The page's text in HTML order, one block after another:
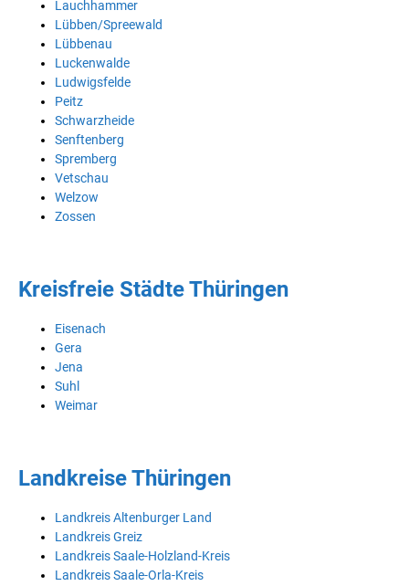
Lauchhammer
Lübben/Spreewald
Lübbenau
Luckenwalde
Ludwigsfelde
Peitz
Schwarzheide
Senftenberg
Spremberg
Vetschau
Welzow
Zossen
Kreisfreie Städte Thüringen
Eisenach
Gera
Jena
Suhl
Weimar
Landkreise Thüringen
Landkreis Altenburger Land
Landkreis Greiz
Landkreis Saale-Holzland-Kreis
Landkreis Saale-Orla-Kreis